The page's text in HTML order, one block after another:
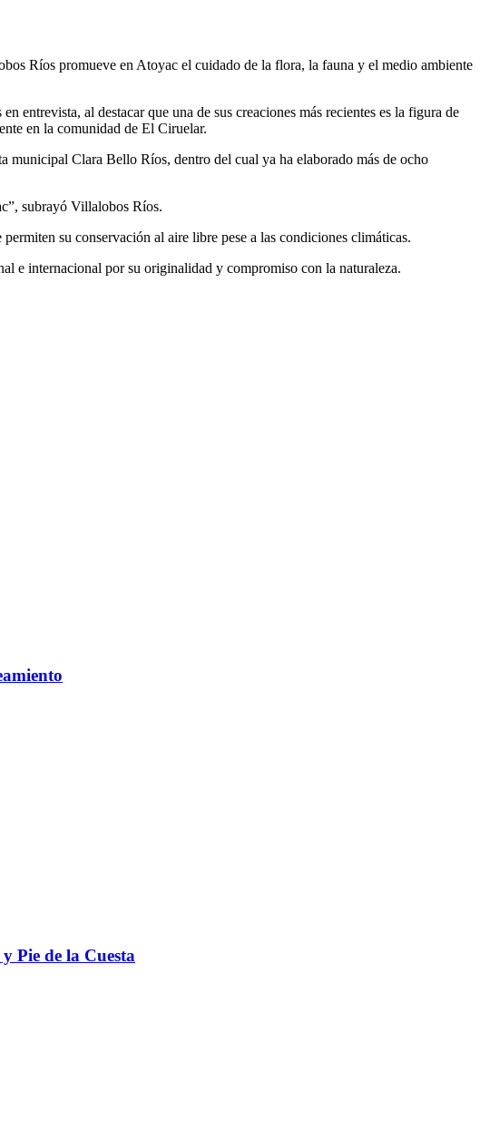
Ríos promueve en Atoyac el cuidado de la flora, la fauna y el medio ambiente
entrevista, al destacar que una de sus creaciones más recientes es la figura de
en la comunidad de El Ciruelar.
municipal Clara Bello Ríos, dentro del cual ya ha elaborado más de ocho
subrayó Villalobos Ríos.
su conservación al aire libre pese a las condiciones climáticas.
e internacional por su originalidad y compromiso con la naturaleza.
Pie de la Cuesta